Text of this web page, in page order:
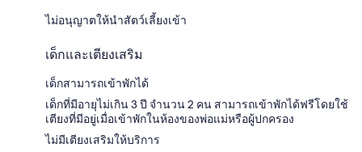
ไม่อนุญาตให้นำสัตว์เลี้ยงเข้า
เด็กและเตียงเสริม
เด็กสามารถเข้าพักได้
เด็กที่มีอายุไม่เกิน 3 ปี จำนวน 2 คน สามารถเข้าพักได้ฟรีโดยใช้
เตียงที่มีอยู่เมื่อเข้าพักในห้องของพ่อแม่หรือผู้ปกครอง
ไม่มีเตียงเสริมให้บริการ